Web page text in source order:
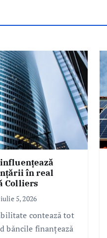
în real
Colliers
5, 2026
contează tot
băncile finanțează